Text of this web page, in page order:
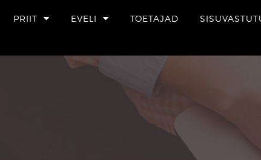
PRIIT EVELI TOETAJAD